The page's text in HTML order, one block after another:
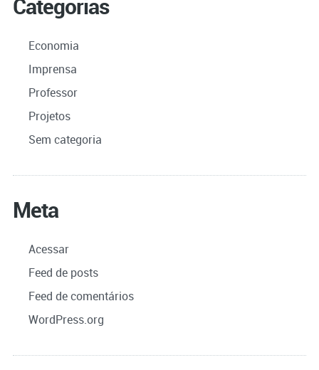
Categorias
Economia
Imprensa
Professor
Projetos
Sem categoria
Meta
Acessar
Feed de posts
Feed de comentários
WordPress.org